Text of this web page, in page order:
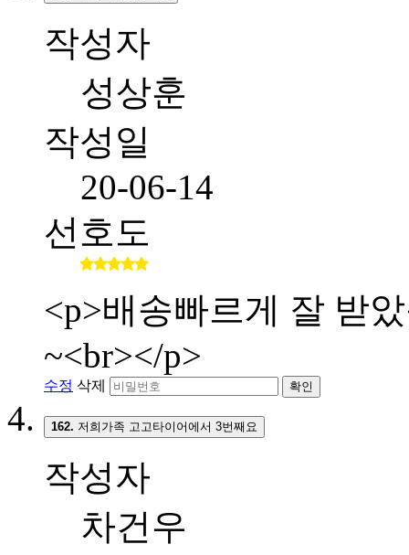
작성자
성상훈
작성일
20-06-14
선호도
<p>배송빠르게 잘 받
~<br></p>
수정 삭제 확인
162. 저희가족 고고타이어에서 3번째요
작성자
차건우